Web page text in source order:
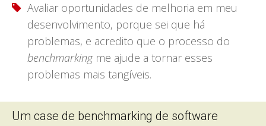
Avaliar oportunidades de melhoria em meu
desenvolvimento, porque sei que há
problemas, e acredito que o processo do
benchmarkingme ajude a tornar esses
problemas mais tangíveis.
Um case de benchmarking de software